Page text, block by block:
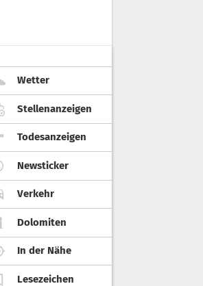
Wetter
Stellenanzeigen
Todesanzeigen
Newsticker
Verkehr
Dolomiten
In der Nähe
Lesezeichen